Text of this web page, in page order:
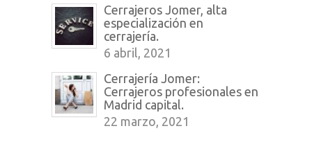
Cerrajeros Jomer, alta
especialización en
cerrajería.
6 abril, 2021
Cerrajería Jomer:
Cerrajeros profesionales en
Madrid capital.
22 marzo, 2021